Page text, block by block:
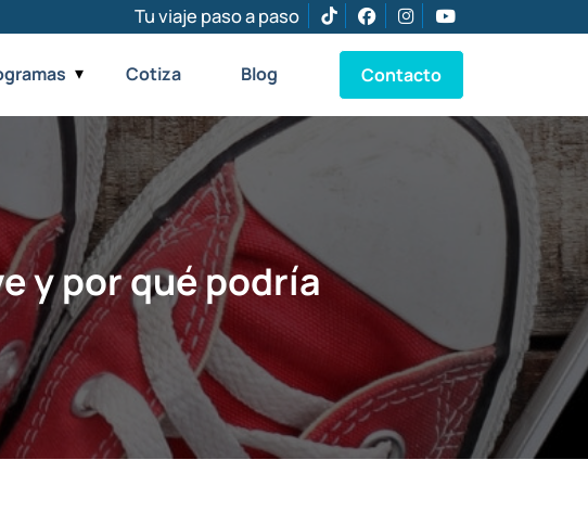
Tu viaje paso a paso
Cotiza Blog Contacto
y por qué podría